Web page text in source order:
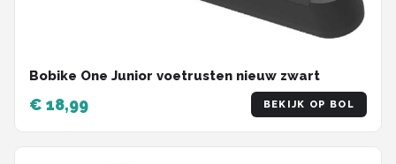
Bobike One Junior voetrusten nieuw zwart
€ 18,99 BEKIJK OP BOL